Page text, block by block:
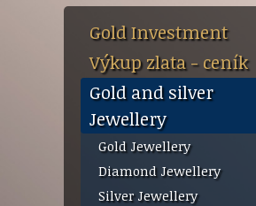
Gold Investment
Výkup zlata - ceník
Gold and silver
Jewellery
Gold Jewellery
Diamond Jewellery
Silver Jewellery